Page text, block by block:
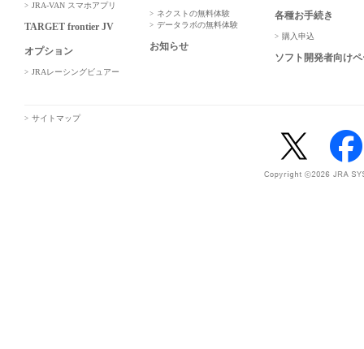
JRA-VAN スマホアプリ
TARGET frontier JV
オプション
JRAレーシングビュアー
ネクストの無料体験
データラボの無料体験
お知らせ
各種お手続き
購入申込
ソフト開発者向け
サイトマップ